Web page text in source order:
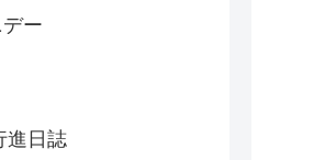
ー
進日誌